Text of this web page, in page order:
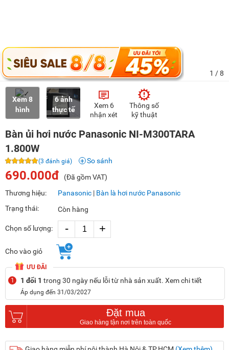
1 / 8
Xem 8
hình
6 ảnh
thực tế
Xem 6
nhận xét
Thông số
kỹ thuật
Bàn ủi hơi nước Panasonic NI-M300TARA
1.800W
(3 đánh giá) So sánh
690.000đ
(Đã gồm VAT)
Thương hiệu:
Panasonic | Bàn là hơi nước Panasonic
Trạng thái:
Còn hàng
Chọn số lượng: - +
Cho vào giỏ
ƯU ĐÃI
1
1 đổi 1 trong 30 ngày nếu lỗi từ nhà sản xuất. Xem chi tiết
Áp dụng đến 31/03/2027
Đặt mua